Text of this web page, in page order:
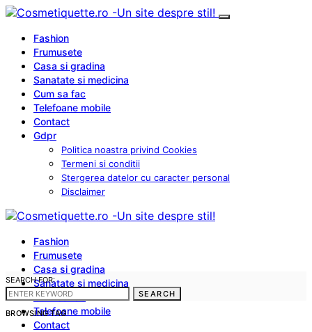
Fashion
Frumusete
Casa si gradina
Sanatate si medicina
Cum sa fac
Telefoane mobile
Contact
Gdpr
Politica noastra privind Cookies
Termeni si conditii
Stergerea datelor cu caracter personal
Disclaimer
Fashion
Frumusete
Casa si gradina
Sanatate si medicina
Cum sa fac
Telefoane mobile
Contact
SEARCH FOR:
SEARCH
BROWSING TAG